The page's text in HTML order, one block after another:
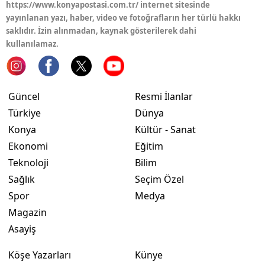
Samsun
Sivas
https://www.konyapostasi.com.tr/ internet sitesinde
yayınlanan yazı, haber, video ve fotoğrafların her türlü hakkı
saklıdır. İzin alınmadan, kaynak gösterilerek dahi
kullanılamaz.
Güncel
Türkiye
Konya
Ekonomi
Teknoloji
Sağlık
Spor
Magazin
Asayiş
Resmi İlanlar
Dünya
Kültür - Sanat
Eğitim
Bilim
Seçim Özel
Medya
Köşe Yazarları Künye